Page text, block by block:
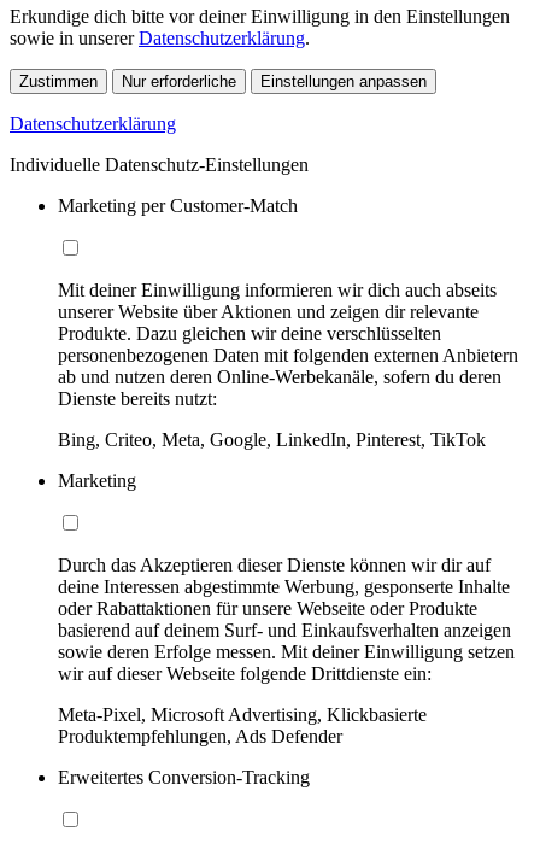
Erkundige dich bitte vor deiner Einwilligung in den Einstellungen
sowie in unsererDatenschutzerklärung.
Zustimmen Nur erforderliche Einstellungen anpassen
Datenschutzerklärung
Individuelle Datenschutz-Einstellungen
Marketing per Customer-Match
Mit deiner Einwilligung informieren wir dich auch abseits
unserer Website über Aktionen und zeigen dir relevante
Produkte. Dazu gleichen wir deine verschlüsselten
personenbezogenen Daten mit folgenden externen Anbietern
ab und nutzen deren Online-Werbekanäle, sofern du deren
Dienste bereits nutzt:
Bing, Criteo, Meta, Google, LinkedIn, Pinterest, TikTok
Marketing
Durch das Akzeptieren dieser Dienste können wir dir auf
deine Interessen abgestimmte Werbung, gesponserte Inhalte
oder Rabattaktionen für unsere Webseite oder Produkte
basierend auf deinem Surf- und Einkaufsverhalten anzeigen
sowie deren Erfolge messen. Mit deiner Einwilligung setzen
wir auf dieser Webseite folgende Drittdienste ein:
Meta-Pixel, Microsoft Advertising, Klickbasierte
Produktempfehlungen, Ads Defender
Erweitertes Conversion-Tracking